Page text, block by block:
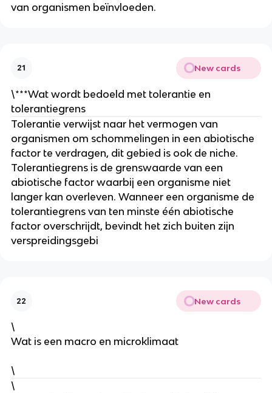
van organismen beïnvloeden.
21 New cards
\***Wat wordt bedoeld met tolerantie en
tolerantiegrens
Tolerantie verwijst naar het vermogen van
organismen om schommelingen in een abiotische
factor te verdragen, dit gebied is ook de niche.
Tolerantiegrens is de grenswaarde van een
abiotische factor waarbij een organisme niet
langer kan overleven. Wanneer een organisme de
tolerantiegrens van ten minste één abiotische
factor overschrijdt, bevindt het zich buiten zijn
verspreidingsgebi
22 New cards
\
Wat is een macro en microklimaat
\
\